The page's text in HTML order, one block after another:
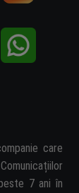
care
7 ani în